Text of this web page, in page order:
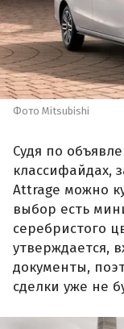
Фото Mitsubishi
Судя по
классифайдах,
Attrage можно
выбор есть
серебристого
утверждается,
документы,
сделки уже не